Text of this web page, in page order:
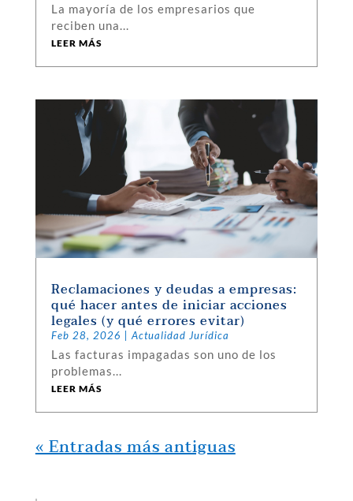
La mayoría de los empresarios que
reciben una...
LEER MÁS
Reclamaciones y deudas a empresas:
qué hacer antes de iniciar acciones
legales (y qué errores evitar)
Feb 28, 2026 |Actualidad Jurídica
Las facturas impagadas son uno de los
problemas...
LEER MÁS
« Entradas más antiguas